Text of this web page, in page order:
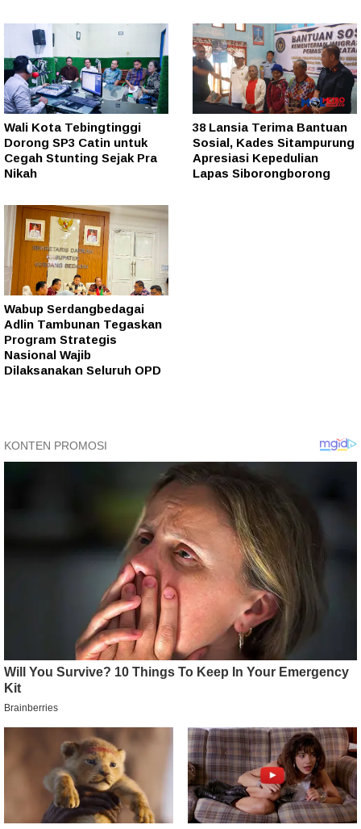
Wali Kota Tebingtinggi
Dorong SP3 Catin untuk
Cegah Stunting Sejak Pra
Nikah
38 Lansia Terima Bantuan
Sosial, Kades Sitampurung
Apresiasi Kepedulian
Lapas Siborongborong
Wabup Serdangbedagai
Adlin Tambunan Tegaskan
Program Strategis
Nasional Wajib
Dilaksanakan Seluruh OPD